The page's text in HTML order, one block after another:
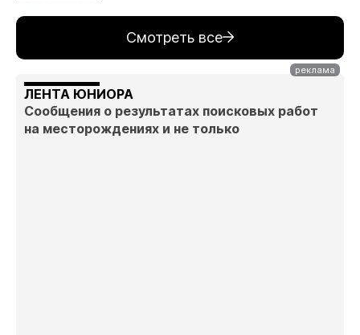
Смотреть все
ЛЕНТА ЮНИОРА
Сообщения о результатах поисковых работ
на месторождениях и не только